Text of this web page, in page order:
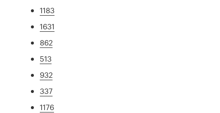
1183
1631
862
513
932
337
1176